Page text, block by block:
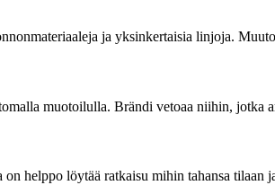
ja yksinkertaisia linjoja.
muotoilulla. Brändi vetoaa niihin, jotka
helppo löytää ratkaisu mihin tahansa